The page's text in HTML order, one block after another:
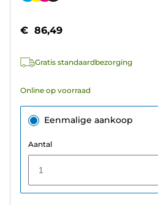
sterren.
beoordelingen
€ 86,49
Gratis standaardbezorging
Online op voorraad
Eenmalige aankoop
Aantal
1